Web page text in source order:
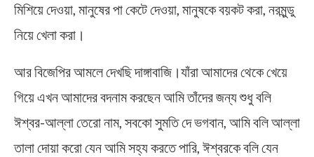
মিশিয়ে দেওয়া, মানুষের পা কেটে দেওয়া, মানুষকে বয়কট করা, নরমুন্ডু
নিয়ে খেলা করা।
আর বিজেপির আমলে দেখছি দাঙ্গাবাজি।যাঁরা আমাদের থেকে খেয়ে
গিয়ে এখন আমাদের বদনাম করছেন আমি তাঁদের জন্য শুধু বলি
ঈশ্বর-আল্লা তেরো নাম, সবকো সুমতি দে ভগবান, আমি বলি আল্লা
তালা দোয়া করো যেন আমি সহ্য করতে পারি, ঈশ্বরকে বলি যেন